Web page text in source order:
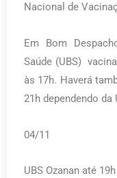
Nacional de
Em Bom
Saúde (UBS)
às 17h. Haverá
21h dependendo
04/11
UBS Ozanan até 19h